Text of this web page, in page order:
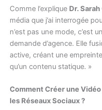
Comme l’explique Dr.
média que j’ai interrogée
n’est pas une mode, c’est
demande d’agence. Elle
active, créant une
qu’un contenu statique. »
Comment Créer une
les Réseaux Sociaux ?